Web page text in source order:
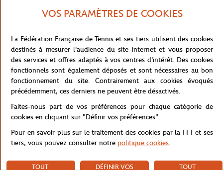
Livraison et retours
VOS PARAMÈTRES DE COOKIES
La Fédération Française de Tennis et ses tiers utilisent des cookies
destinés à mesurer l'audience du site internet et vous proposer
des services et offres adaptés à vos centres d'intérêt. Des cookies
fonctionnels sont également déposés et sont nécessaires au bon
fonctionnement du site. Contrairement aux cookies évoqués
précédemment, ces derniers ne peuvent être désactivés.
Faites-nous part de vos préférences pour chaque catégorie de
cookies en cliquant sur "Définir vos préférences".
Pour en savoir plus sur le traitement des cookies par la FFT et ses
tiers, vous pouvez consulter notre politique cookies.
TOUT
DÉFINIR VOS
TOUT